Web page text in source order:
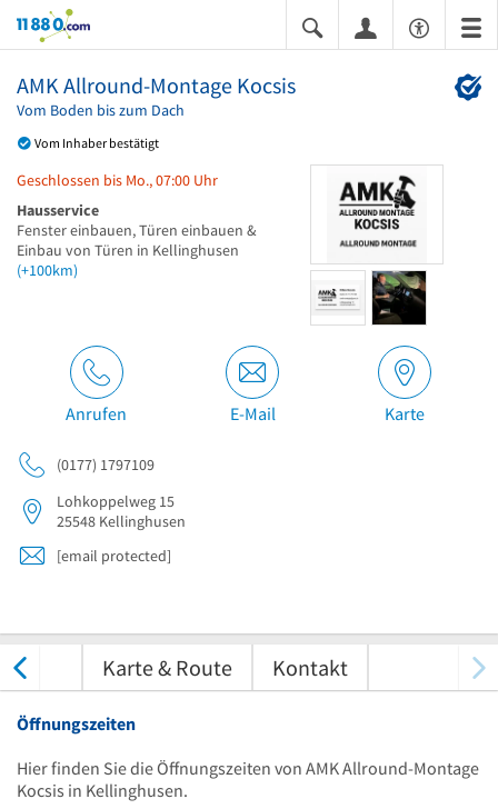
11880.com
AMK Allround-Montage Kocsis
Vom Boden bis zum Dach
Vom Inhaber bestätigt
Geschlossen bis Mo., 07:00 Uhr
Hausservice
Fenster einbauen, Türen einbauen &
Einbau von Türen in Kellinghusen
(+100km)
Anrufen E-Mail Karte
(0177) 1797109
Lohkoppelweg 15
25548 Kellinghusen
[email protected]
Karte & Route Kontakt
Öffnungszeiten
Hier finden Sie die Öffnungszeiten von AMK Allround-Montage
Kocsis in Kellinghusen.